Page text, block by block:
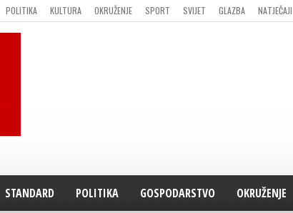
POLITIKA KULTURA OKRUŽENJE SPORT SVIJET GLAZBA
NATJEČAJI
STANDARD POLITIKA GOSPODARSTVO OKRUŽENJE